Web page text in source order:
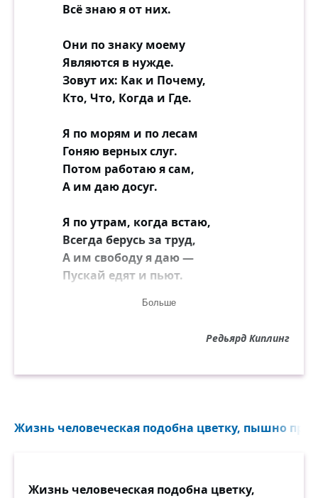
Всё знаю я от них.
Они по знаку моему
Являются в нужде.
Зовут их: Как и Почему,
Кто, Что, Когда и Где.
Я по морям и по лесам
Гоняю верных слуг.
Потом работаю я сам,
А им даю досуг.
Я по утрам, когда встаю,
Всегда берусь за труд,
А им свободу я даю —
Пускай едят и пьют.
Но у меня есть милый друг,
Ей служат сотни тысяч слуг —
Пять тысяч Где, семь тысяч Как,
Больше
Редьярд Киплинг
Жизнь человеческая подобна цветку, пышно
Жизнь человеческая подобна цветку,